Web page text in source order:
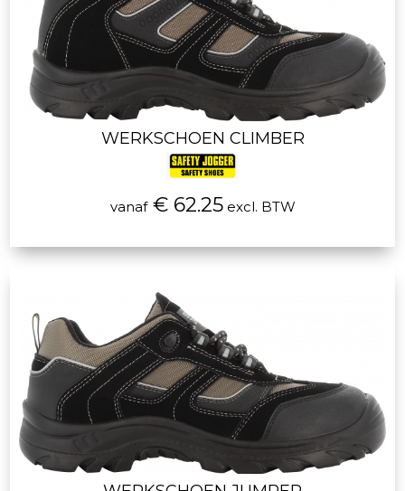
WERKSCHOEN CLIMBER
vanaf€ 62.25excl. BTW